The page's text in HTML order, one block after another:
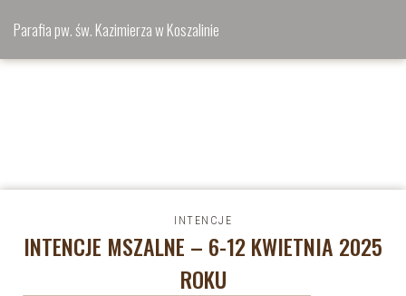
Parafia pw. św. Kazimierza w Koszalinie
INTENCJE
INTENCJE MSZALNE – 6-12 KWIETNIA 2025
ROKU